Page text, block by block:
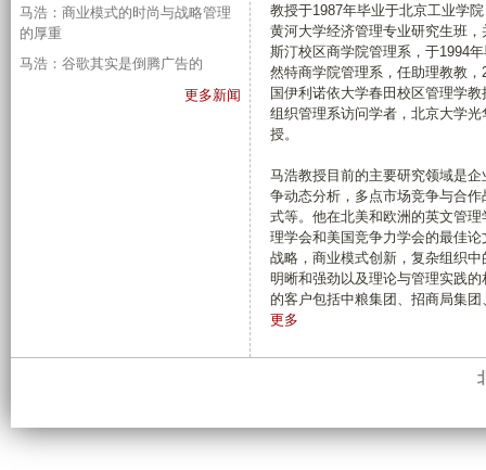
教授于1987年毕业于北京工业学
黄河大学经济管理专业研究生班
斯汀校区商学院管理系，于1994
然特商学院管理系，任助理教教
国伊利诺依大学春田校区管理学
组织管理系访问学者，北京大学
授。
马浩教授目前的主要研究领域是
争动态分析，多点市场竞争与合
式等。他在北美和欧洲的英文管
理学会和美国竞争力学会的最佳
战略，商业模式创新，复杂组织
明晰和强劲以及理论与管理实践
的客户包括中粮集团、招商局集
更多
简
马浩：商业模式的时尚与战略管理
的厚重
马浩：谷歌其实是倒腾广告的
更多新闻